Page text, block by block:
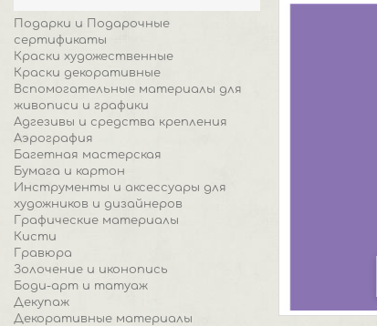
Подарки и Подарочные
сертификаты
Краски художественные
Краски декоративные
Вспомогательные материалы для
живописи и графики
Адгезивы и средства крепления
Аэрография
Багетная мастерская
Бумага и картон
Инструменты и аксессуары для
художников и дизайнеров
Графические материалы
Кисти
Гравюра
Золочение и иконопись
Боди-арт и татуаж
Декупаж
Декоративные материалы